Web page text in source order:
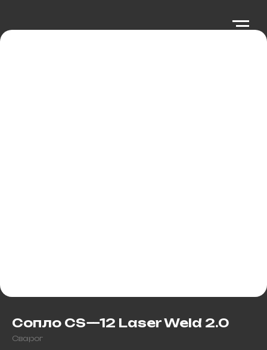
Сопло CS—12 Laser Weld 2.0
Сварог